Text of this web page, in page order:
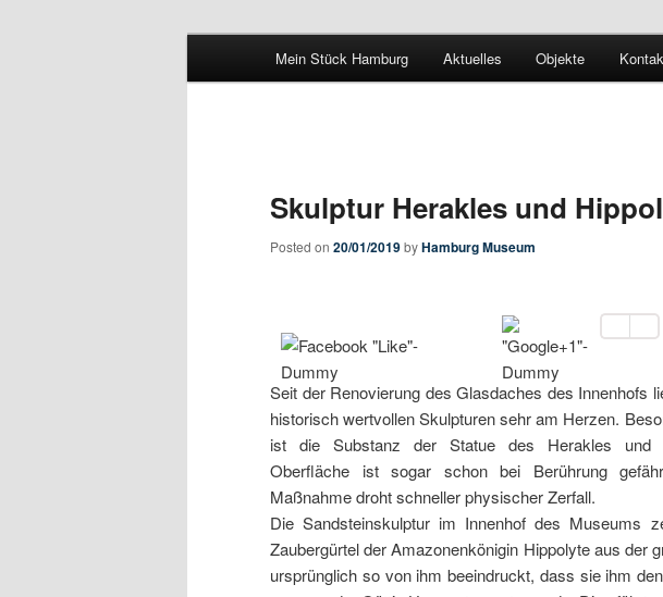
Skip to primary content
Skip to secondary content
Mein Stück Hamburg Aktuelles Objekte
Skulptur Herakles und
Posted on 20/01/2019byHamburg Museum
Seit der Renovierung des Glasdaches des Innenhofs
historisch wertvollen Skulpturen sehr am Herzen.
ist die Substanz der Statue des Herakles und
Oberfläche ist sogar schon bei Berührung
Maßnahme droht schneller physischer Zerfall.
Die Sandsteinskulptur im Innenhof des Museums
Zaubergürtel der Amazonenkönigin Hippolyte aus der
ursprünglich so von ihm beeindruckt, dass sie ihm